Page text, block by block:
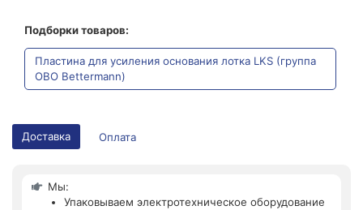
Подборки товаров:
Пластина для усиления основания лотка LKS (группа
OBO Bettermann)
Доставка Оплата
Мы:
Упаковываем электротехническое оборудование